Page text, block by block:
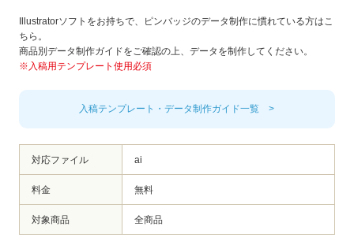
Illustratorソフトをお持ちで、ピンバッジのデータ制作に慣れている方はこ
ちら。
商品別データ制作ガイドをご確認の上、データを制作してください。
※入稿用テンプレート使用必須
入稿テンプレート・データ制作ガイド一覧 >
対応ファイル ai
料金 無料
対象商品 全商品